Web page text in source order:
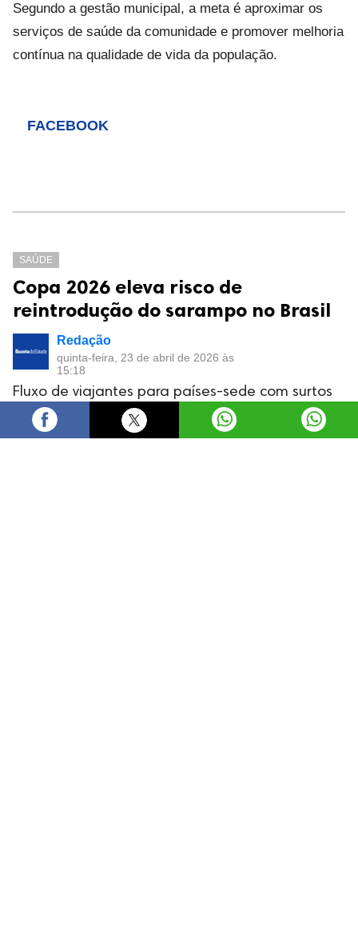
Segundo a gestão municipal, a meta é aproximar os
serviços de saúde da comunidade e promover melhoria
contínua na qualidade de vida da população.
FACEBOOK
SAÚDE
Copa 2026 eleva risco de
reintrodução do sarampo no Brasil
Redação
quinta-feira, 23 de abril de 2026 às
15:18
Fluxo de viajantes para países-sede com surtos
ativos eleva risco de novos casos no Brasil